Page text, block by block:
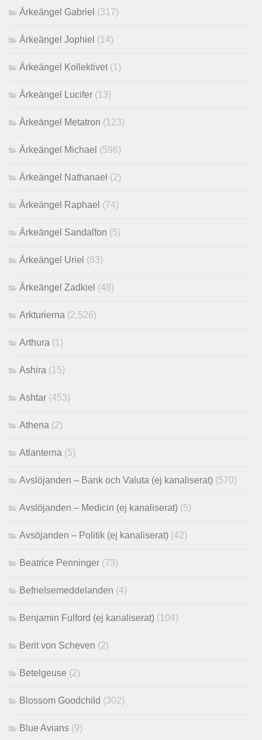
Ärkeängel Gabriel (317)
Ärkeängel Jophiel (14)
Ärkeängel Kollektivet (1)
Ärkeängel Lucifer (13)
Ärkeängel Metatron (123)
Ärkeängel Michael (596)
Ärkeängel Nathanael (2)
Ärkeängel Raphael (74)
Ärkeängel Sandalfon (5)
Ärkeängel Uriel (83)
Ärkeängel Zadkiel (48)
Arkturierna (2,526)
Arthura (1)
Ashira (15)
Ashtar (453)
Athena (2)
Atlanterna (5)
Avslöjanden – Bank och Valuta (ej kanaliserat) (570)
Avslöjanden – Medicin (ej kanaliserat) (5)
Avsöjanden – Politik (ej kanaliserat) (42)
Beatrice Penninger (73)
Befrielsemeddelanden (4)
Benjamin Fulford (ej kanaliserat) (104)
Berit von Scheven (2)
Betelgeuse (2)
Blossom Goodchild (302)
Blue Avians (9)